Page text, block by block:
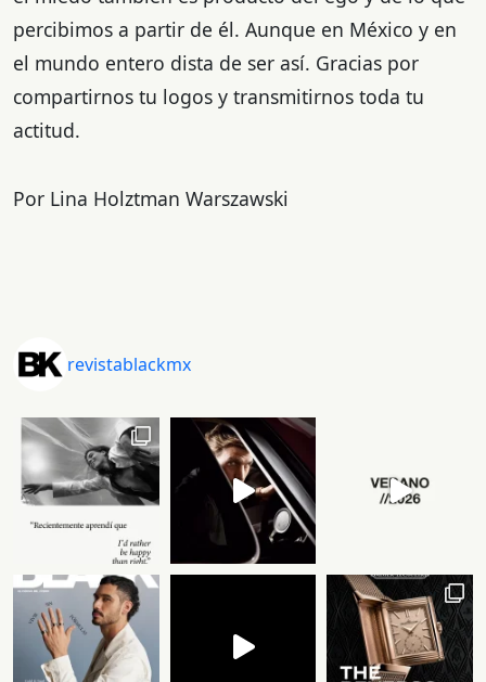
percibimos a partir de él. Aunque en México y en
el mundo entero dista de ser así. Gracias por
compartirnos tu logos y transmitirnos toda tu
actitud.
Por Lina Holztman Warszawski
revistablackmx